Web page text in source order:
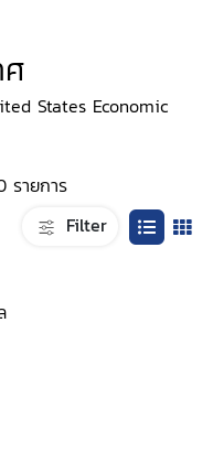
States Economic
รายการ
Filter